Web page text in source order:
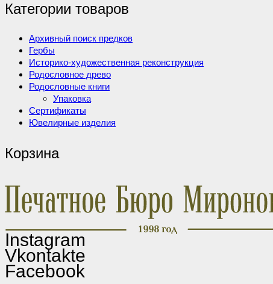
Категории товаров
Архивный поиск предков
Гербы
Историко-художественная реконструкция
Родословное древо
Родословные книги
Упаковка
Сертификаты
Ювелирные изделия
Корзина
Instagram
Vkontakte
Facebook